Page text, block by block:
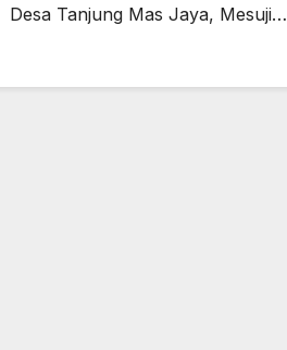
Desa Tanjung Mas Jaya, Mesuji…